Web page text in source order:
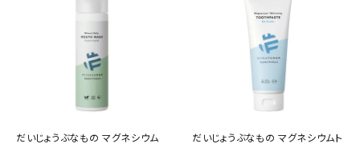
だいじょうぶなもの マグネシウム
だいじょうぶなもの マグネシウムト